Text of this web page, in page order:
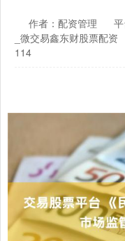
作者：配资管理
_微交易鑫东财股票配资
114